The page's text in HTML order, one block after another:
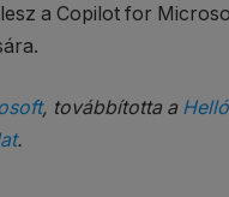
a Copilot for
, továbbította a
.